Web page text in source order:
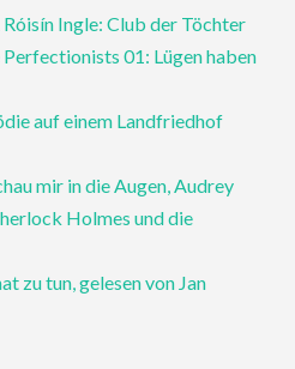
Ingle: Club der Töchter
Perfectionists 01: Lügen haben
auf einem Landfriedhof
mir in die Augen, Audrey
Holmes und die
zu tun, gelesen von Jan